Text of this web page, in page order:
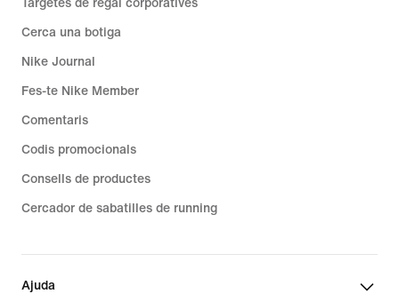
Targetes de regal corporatives
Cerca una botiga
Nike Journal
Fes-te Nike Member
Comentaris
Codis promocionals
Consells de productes
Cercador de sabatilles de running
Ajuda